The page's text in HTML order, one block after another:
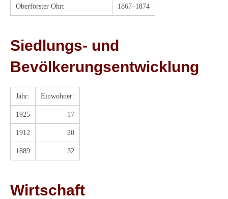
Oberförster Ohrt 1867–1874
Siedlungs- und
Bevölkerungsentwicklung
Jahr: Einwohner:
1925 17
1912 20
1889 32
Wirtschaft